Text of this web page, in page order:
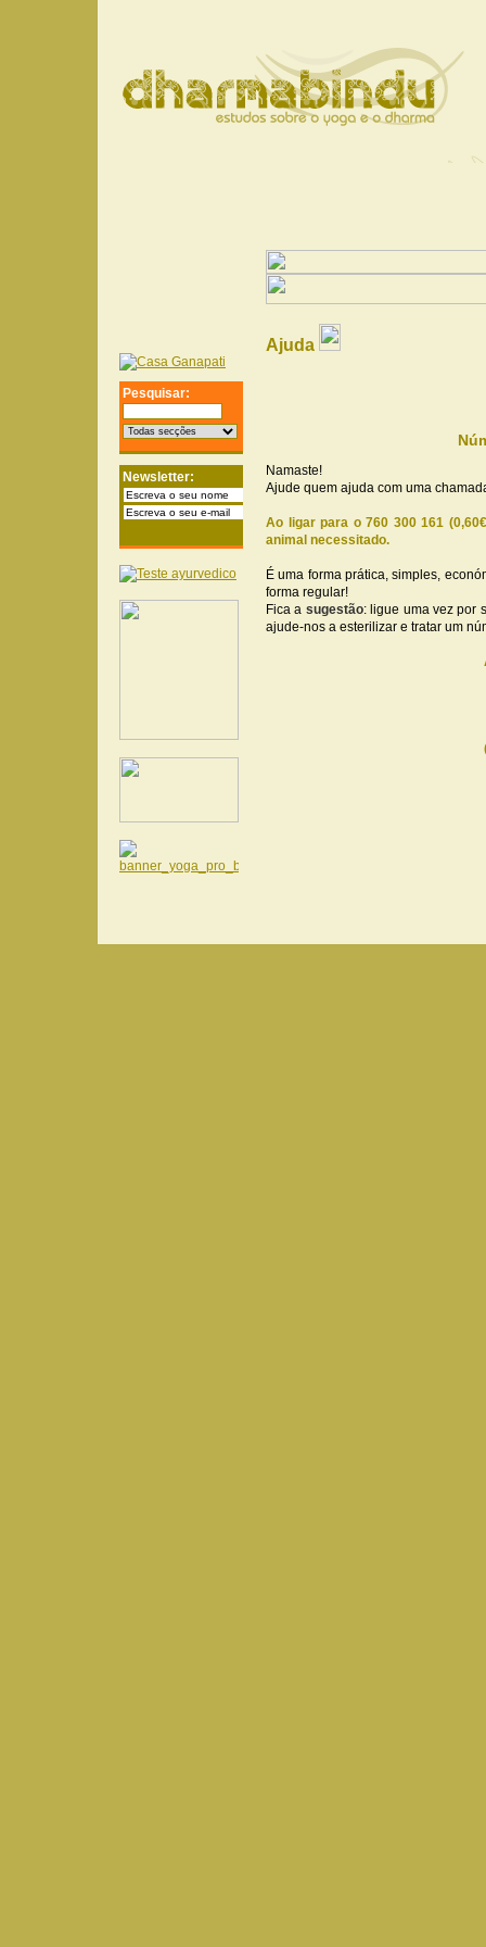
Pesquisar:
Newsletter:
Ajuda
Namaste!
Ajude quem ajuda com uma
Ao ligar para o 760 300 161
animal necessitado.
É uma forma prática, simples,
forma regular!
Fica a sugestão: ligue uma vez por
ajude-nos a esterilizar e tratar um